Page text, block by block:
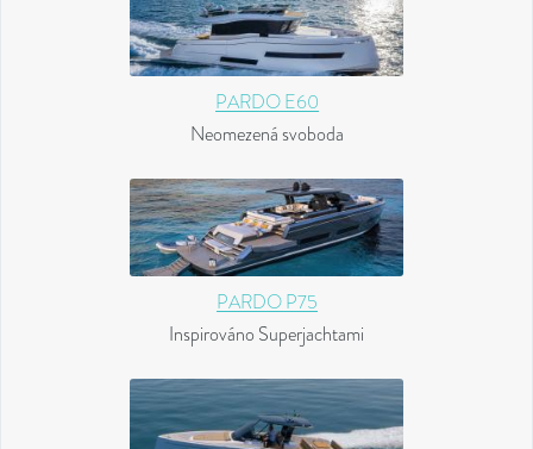
PARDO E60
Neomezená svoboda
PARDO P75
Inspirováno Superjachtami